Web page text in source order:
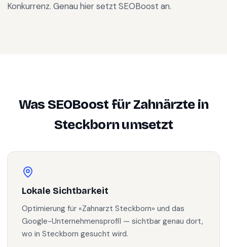
Konkurrenz. Genau hier setzt SEOBoost an.
Was SEOBoost fürZahnärztein
Steckbornumsetzt
Lokale Sichtbarkeit
Optimierung für «Zahnarzt Steckborn» und das
Google-Unternehmensprofil — sichtbar genau dort,
wo in Steckborn gesucht wird.